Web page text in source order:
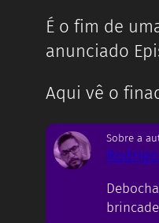
É o fim de
anunciado
Aqui vê o
Sobre a